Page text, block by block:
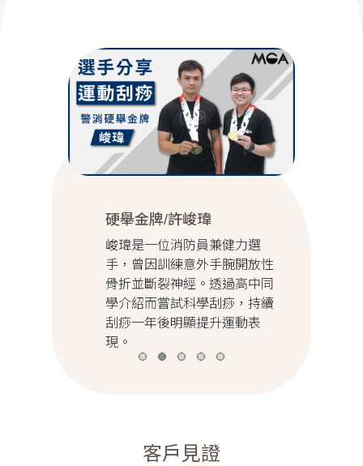
硬舉金牌/許峻瑋
峻瑋是一位消防員兼健力選
手，曾因訓練意外手腕開放性
骨折並斷裂神經。透過高中同
學介紹而嘗試科學刮痧，持續
刮痧一年後明顯提升運動表
現。
客戶見證